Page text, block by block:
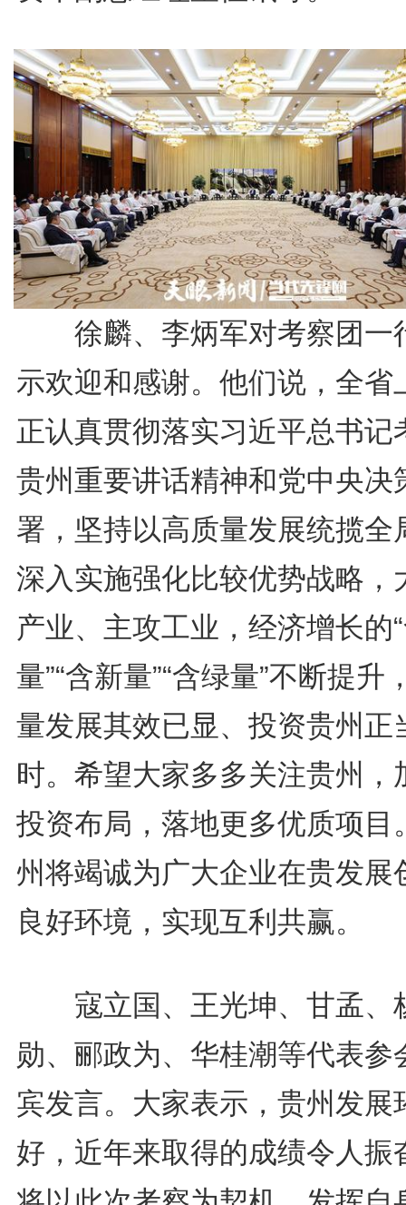
徐麟、李炳军对考察团一
示欢迎和感谢。他们说，全省
正认真贯彻落实习近平总书记
贵州重要讲话精神和党中央决
署，坚持以高质量发展统揽全
深入实施强化比较优势战略，
产业、主攻工业，经济增长的
量”“含新量”“含绿量”不断提升
量发展其效已显、投资贵州正
时。希望大家多多关注贵州，
投资布局，落地更多优质项目
州将竭诚为广大企业在贵发展
良好环境，实现互利共赢。
寇立国、王光坤、甘孟、
勋、郦政为、华桂潮等代表参
宾发言。大家表示，贵州发展
好，近年来取得的成绩令人振